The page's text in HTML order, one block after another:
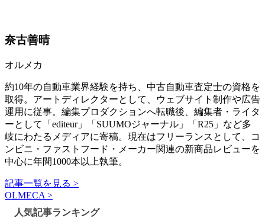
奈古善晴
オルメカ
約10年の自動車業界経験を持ち、中古自動車査定士の資格を
取得。アートディレクターとして、ウェブサイト制作や広告
運用に従事。編集プロダクションへ転職後、編集者・ライタ
ーとして「editeur」「SUUMOジャーナル」「R25」など多
岐にわたるメディアに寄稿。現在はフリーランスとして、コ
ンビニ・ファストフード・メーカー関連の新商品レビューを
中心に年間1000本以上執筆。
記事一覧を見る >
OLMECA >
人気記事ランキング